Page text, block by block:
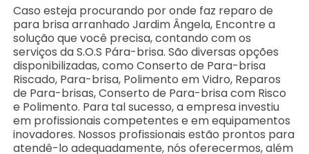
Caso esteja procurando por onde faz reparo de
para brisa arranhado Jardim Ângela, Encontre a
solução que você precisa, contando com os
serviços da S.O.S Pára-brisa. São diversas opções
disponibilizadas, como Conserto de Para-brisa
Riscado, Para-brisa, Polimento em Vidro, Reparos
de Para-brisas, Conserto de Para-brisa com Risco
e Polimento. Para tal sucesso, a empresa investiu
em profissionais competentes e em equipamentos
inovadores. Nossos profissionais estão prontos para
atendê-lo adequadamente, nós oferecermos, além